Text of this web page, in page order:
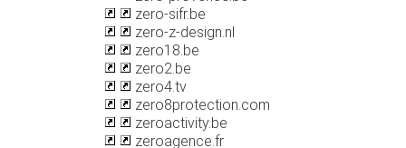
zero-sifr.be
zero-z-design.nl
zero18.be
zero2.be
zero4.tv
zero8protection.com
zeroactivity.be
zeroagence.fr